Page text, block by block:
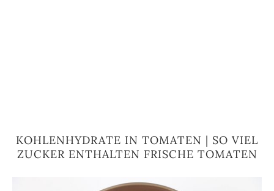
KOHLENHYDRATE IN TOMATEN | SO VIEL
ZUCKER ENTHALTEN FRISCHE TOMATEN